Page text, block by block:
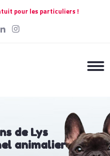
pour les particuliers !
de Lys
animalier